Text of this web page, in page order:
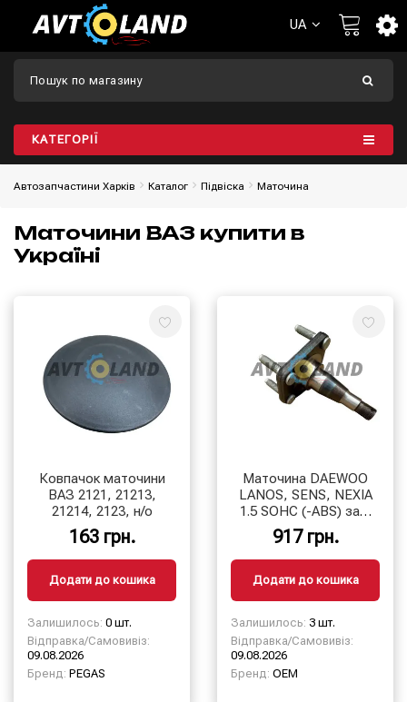
UA
КАТЕГОРІЇ
Автозапчастини Харків Каталог Підвіска Маточина
Маточини ВАЗ купити в
Україні
Ковпачок маточини
ВАЗ 2121, 21213,
21214, 2123, н/о
163 грн.
Додати до кошика
Залишилось: 0 шт.
Відправка/Самовивіз:
09.08.2026
Бренд: PEGAS
Маточина DAEWOO
LANOS, SENS, NEXIA
1.5 SOHC (-ABS) зад.
″цапфа″
917 грн.
Додати до кошика
Залишилось: 3 шт.
Відправка/Самовивіз:
09.08.2026
Бренд: OEM